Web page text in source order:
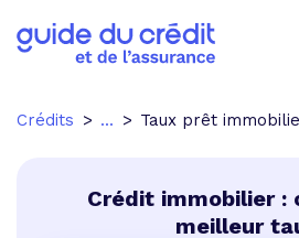
Crédits ... Taux prêt
Crédit immobilier :
meilleur